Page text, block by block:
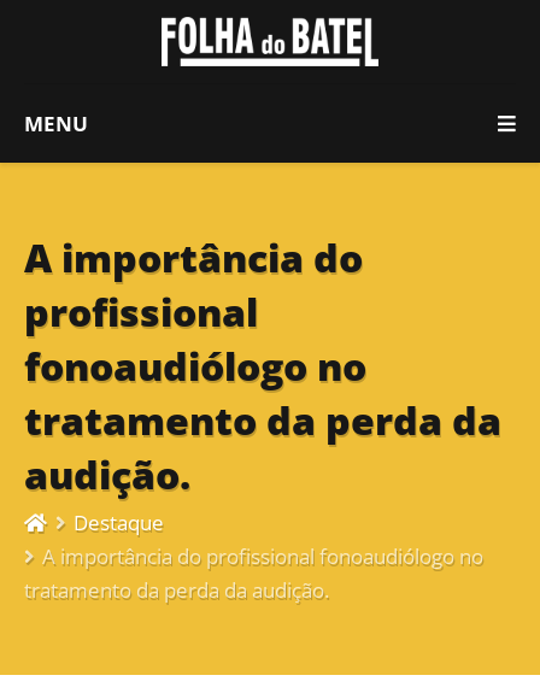
MENU
A importância do
profissional
fonoaudiólogo no
tratamento da perda da
audição.
Destaque
A importância do profissional fonoaudiólogo no
tratamento da perda da audição.